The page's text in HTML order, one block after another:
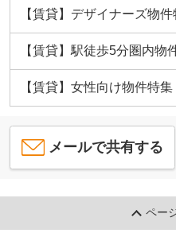
【賃貸】デザイナーズ物
【賃貸】駅徒歩5分圏内物
【賃貸】女性向け物件特集
メールで共有する
ペー